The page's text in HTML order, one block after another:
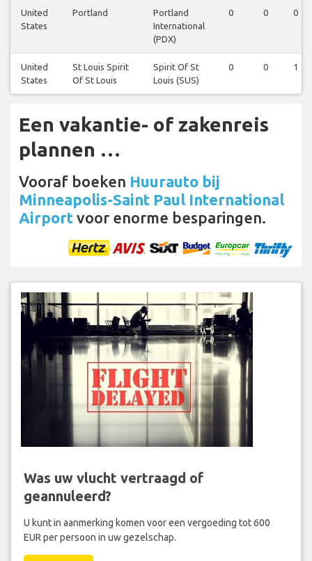
United
States
Portland
Portland
International
(PDX)
0 0 0
United
States
St Louis Spirit
Of St Louis
Spirit Of St
Louis (SUS)
0 0 1
Een vakantie- of zakenreis
plannen …
Vooraf boeken Huurauto bij
Minneapolis-Saint Paul International
Airport voor enorme besparingen.
Was uw vlucht vertraagd of
geannuleerd?
U kunt in aanmerking komen voor een vergoeding tot 600
EUR per persoon in uw gezelschap.